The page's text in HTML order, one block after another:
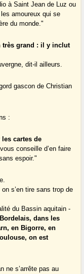
à Saint Jean de Luz ou
amoureux qui se
du monde."
très grand : il y inclut
dit-il ailleurs.
gascon de Christian
:
les cartes de
conseille d’en faire
espoir."
s’en tire sans trop de
du Bassin aquitain -
dans les
en Bigorre, en
on est
ne s’arrête pas au